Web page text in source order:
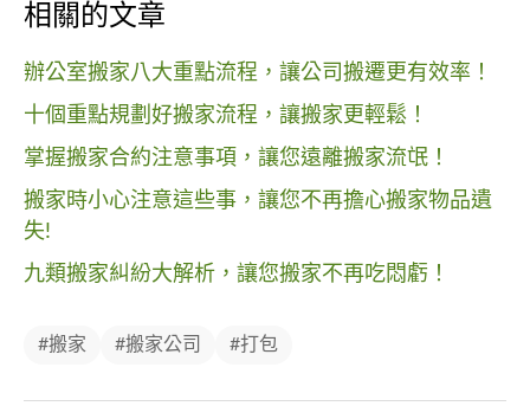
相關的文章
辦公室搬家八大重點流程，讓公司搬遷更有效率！
十個重點規劃好搬家流程，讓搬家更輕鬆！
掌握搬家合約注意事項，讓您遠離搬家流氓！
搬家時小心注意這些事，讓您不再擔心搬家物品遺
失!
九類搬家糾紛大解析，讓您搬家不再吃悶虧！
#搬家 #搬家公司 #打包